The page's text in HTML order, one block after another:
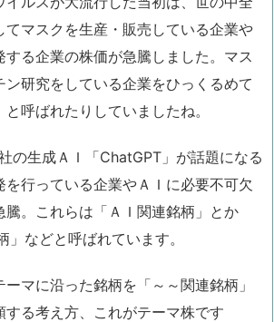
てマスクを生産・販売している企業や
する企業の株価が急騰しました。マス
ン研究をしている企業をひっくるめて
と呼ばれたりしていましたね。
の生成ＡＩ「ChatGPT」が話題になる
を行っている企業やＡＩに必要不可欠
騰。これらは「ＡＩ関連銘柄」とか
」などと呼ばれています。
マに沿った銘柄を「～～関連銘柄」
する考え方、これがテーマ株です